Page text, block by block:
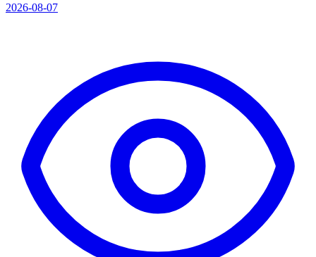
2026-08-07